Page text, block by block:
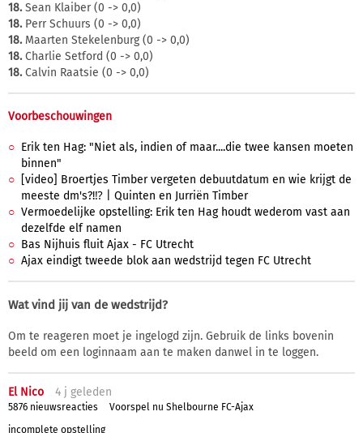
18.Sean Klaiber (0 -> 0,0)
18.Perr Schuurs (0 -> 0,0)
18.Maarten Stekelenburg (0 -> 0,0)
18.Charlie Setford (0 -> 0,0)
18.Calvin Raatsie (0 -> 0,0)
Voorbeschouwingen
Erik ten Hag: "Niet als, indien of maar....die twee kansen moeten
binnen"
[video] Broertjes Timber vergeten debuutdatum en wie krijgt de
meeste dm's?!⁉️ | Quinten en Jurriën Timber
Vermoedelijke opstelling: Erik ten Hag houdt wederom vast aan
dezelfde elf namen
Bas Nijhuis fluit Ajax - FC Utrecht
Ajax eindigt tweede blok aan wedstrijd tegen FC Utrecht
Wat vind jij van de wedstrijd?
Om te reageren moet je ingelogd zijn. Gebruik de links bovenin
beeld om een loginnaam aan te maken danwel in te loggen.
El Nico 4 j geleden
5876 nieuwsreacties
Voorspel nu Shelbourne FC-Ajax
incomplete opstelling